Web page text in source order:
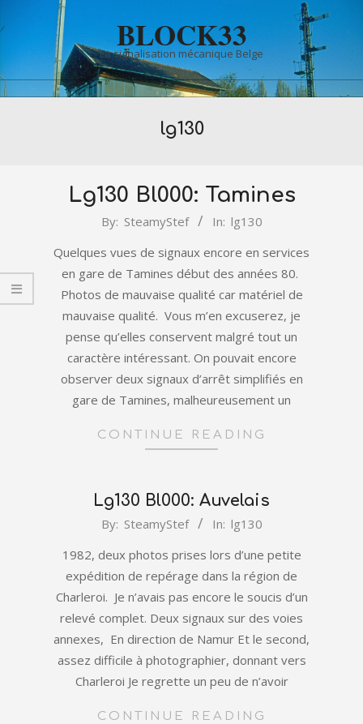
to
BLOCK33
La signalisation mécanique Belge
lg130
Lg130 Bl000: Tamines
01
By: SteamyStef In: lg130
Quelques vues de signaux encore en services
en gare de Tamines début des années 80.
Photos de mauvaise qualité car matériel de
mauvaise qualité. Vous m’en excuserez, je
pense qu’elles conservent malgré tout un
caractère intéressant. On pouvait encore
observer deux signaux d’arrêt simplifiés en
gare de Tamines, malheureusement un
CONTINUE READING
Lg130 Bl000: Auvelais
By: SteamyStef In: lg130
1982, deux photos prises lors d’une petite
expédition de repérage dans la région de
Charleroi. Je n’avais pas encore le soucis d’un
relevé complet. Deux signaux sur des voies
annexes, En direction de Namur Et le second,
assez difficile à photographier, donnant vers
Charleroi Je regrette un peu de n’avoir
CONTINUE READING